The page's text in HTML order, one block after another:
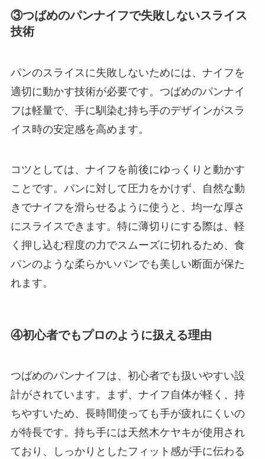
③つばめのパンナイフで失敗しないスライス
技術
パンのスライスに失敗しないためには、ナイフを
適切に動かす技術が必要です。つばめのパンナイ
フは軽量で、手に馴染む持ち手のデザインがスラ
イス時の安定感を高めます。
コツとしては、ナイフを前後にゆっくりと動かす
ことです。パンに対して圧力をかけず、自然な動
きでナイフを滑らせるように使うと、均一な厚さ
にスライスできます。特に薄切りにする際は、軽
く押し込む程度の力でスムーズに切れるため、食
パンのような柔らかいパンでも美しい断面が保た
れます。
④初心者でもプロのように扱える理由
つばめのパンナイフは、初心者でも扱いやすい設
計がされています。まず、ナイフ自体が軽く、持
ちやすいため、長時間使っても手が疲れにくいの
が特長です。持ち手には天然木ケヤキが使用され
ており、しっかりとしたフィット感が手に伝わる